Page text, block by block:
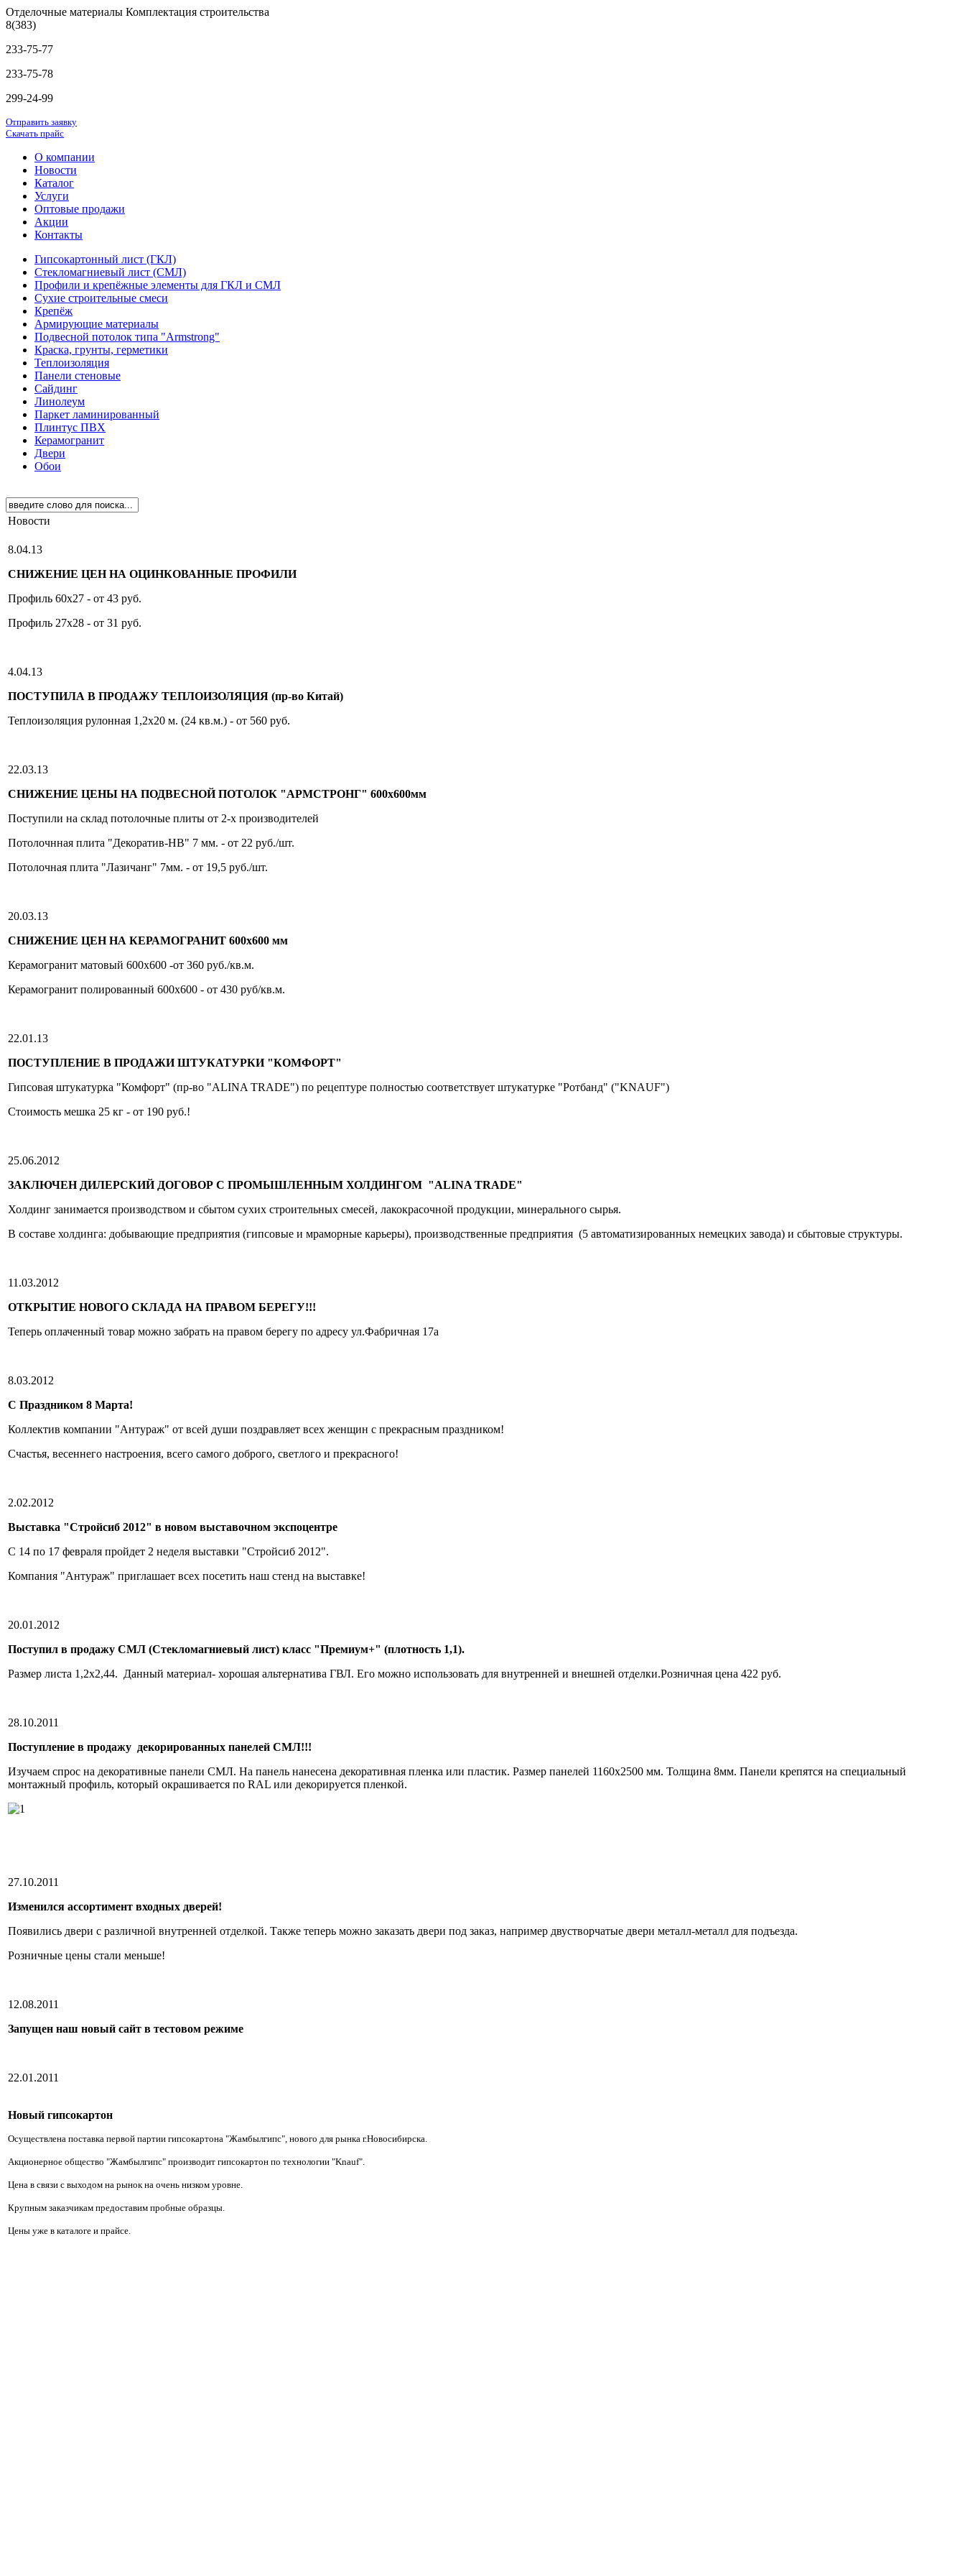
Отделочные материалы Комплектация строительства
8(383)
233-75-77
233-75-78
299-24-99
Отправить заявку
Скачать прайс
О компании
Новости
Каталог
Услуги
Оптовые продажи
Акции
Контакты
Гипсокартонный лист (ГКЛ)
Стекломагниевый лист (СМЛ)
Профили и крепёжные элементы для ГКЛ и СМЛ
Сухие строительные смеси
Крепёж
Армирующие материалы
Подвесной потолок типа "Armstrong"
Краска, грунты, герметики
Теплоизоляция
Панели стеновые
Сайдинг
Линолеум
Паркет ламинированный
Плинтус ПВХ
Керамогранит
Двери
Обои
Новости
8.04.13
СНИЖЕНИЕ ЦЕН НА ОЦИНКОВАННЫЕ ПРОФИЛИ
Профиль 60х27 - от 43 руб.
Профиль 27х28 - от 31 руб.
4.04.13
ПОСТУПИЛА В ПРОДАЖУ ТЕПЛОИЗОЛЯЦИЯ (пр-во Китай)
Теплоизоляция рулонная 1,2х20 м. (24 кв.м.) - от 560 руб.
22.03.13
СНИЖЕНИЕ ЦЕНЫ НА ПОДВЕСНОЙ ПОТОЛОК "АРМСТРОНГ" 600х600мм
Поступили на склад потолочные плиты от 2-х производителей
Потолочнная плита "Декоратив-НВ" 7 мм. - от 22 руб./шт.
Потолочная плита "Лазичанг" 7мм. - от 19,5 руб./шт.
20.03.13
СНИЖЕНИЕ ЦЕН НА КЕРАМОГРАНИТ 600х600 мм
Керамогранит матовый 600х600 -от 360 руб./кв.м.
Керамогранит полированный 600х600 - от 430 руб/кв.м.
22.01.13
ПОСТУПЛЕНИЕ В ПРОДАЖИ ШТУКАТУРКИ "КОМФОРТ"
Гипсовая штукатурка "Комфорт" (пр-во "ALINA TRADE") по рецептуре полностью соответствует штукатурке "Ротбанд" ("KNAUF")
Стоимость мешка 25 кг - от 190 руб.!
25.06.2012
ЗАКЛЮЧЕН ДИЛЕРСКИЙ ДОГОВОР С ПРОМЫШЛЕННЫМ ХОЛДИНГОМ "ALINA TRADE"
Холдинг занимается производством и сбытом сухих строительных смесей, лакокрасочной продукции, минерального сырья.
В составе холдинга: добывающие предприятия (гипсовые и мраморные карьеры), производственные предприятия (5 автоматизированных немецких завода) и сбытовые структуры.
11.03.2012
ОТКРЫТИЕ НОВОГО СКЛАДА НА ПРАВОМ БЕРЕГУ!!!
Теперь оплаченный товар можно забрать на правом берегу по адресу ул.Фабричная 17а
8.03.2012
С Праздником 8 Марта!
Коллектив компании "Антураж" от всей души поздравляет всех женщин с прекрасным праздником!
Счастья, весеннего настроения, всего самого доброго, светлого и прекрасного!
2.02.2012
Выставка "Стройсиб 2012" в новом выставочном экспоцентре
С 14 по 17 февраля пройдет 2 неделя выставки "Стройсиб 2012".
Компания "Антураж" приглашает всех посетить наш стенд на выставке!
20.01.2012
Поступил в продажу СМЛ (Стекломагниевый лист) класс "Премиум+" (плотность 1,1).
Размер листа 1,2х2,44. Данный материал- хорошая альтернатива ГВЛ. Его можно использовать для внутренней и внешней отделки.Розничная цена 422 руб.
28.10.2011
Поступление в продажу декорированных панелей СМЛ!!!
Изучаем спрос на декоративные панели СМЛ. На панель нанесена декоративная пленка или пластик. Размер панелей 1160х2500 мм. Толщина 8мм. Панели крепятся на специальный
монтажный профиль, который окрашивается по RAL или декорируется пленкой.
27.10.2011
Изменился ассортимент входных дверей!
Появились двери с различной внутренней отделкой. Также теперь можно заказать двери под заказ, например двустворчатые двери металл-металл для подъезда.
Розничные цены стали меньше!
12.08.2011
Запущен наш новый сайт в тестовом режиме
22.01.2011
Новый гипсокартон
Осуществлена поставка первой партии гипсокартона "Жамбылгипс", нового для рынка г.Новосибирска.
Акционерное общество "Жамбылгипс" производит гипсокартон по технологии "Knauf".
Цена в связи с выходом на рынок на очень низком уровне.
Крупным заказчикам предоставим пробные образцы.
Цены уже в каталоге и прайсе.